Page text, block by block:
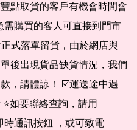
點取貨的客戶有機會時間會
購買的客人可直接到門市
式落單留貨，由於網店與
後出現貨品缺貨情況，我們
，請體諒！ ☑️運送途中遇
如要聯絡查詢，請用
時通訊按鈕 ，或可致電